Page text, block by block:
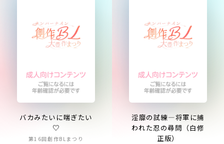
バカみたいに喘ぎたい
♡
第16回創作BLまつり
淫靡の試練―将軍に捕
われた忍の尋問（白修
正版）